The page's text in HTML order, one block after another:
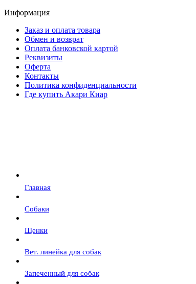
Информация
Заказ и оплата товара
Обмен и возврат
Оплата банковской картой
Реквизиты
Оферта
Контакты
Политика конфиденциальности
Где купить Акари Киар
Главная
Собаки
Щенки
Вет. линейка для собак
Запеченный для собак